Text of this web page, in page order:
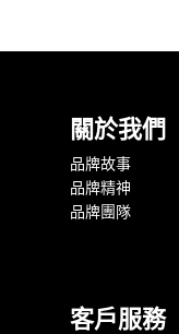
關於我們
品牌故事
品牌精神
品牌團隊
客戶服務